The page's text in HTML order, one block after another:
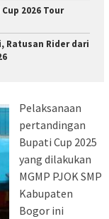
2026 Tour
Ratusan Rider dari
Pelaksanaan
pertandingan
Bupati Cup 2025
yang dilakukan
MGMP PJOK SMP
Kabupaten
Bogor ini